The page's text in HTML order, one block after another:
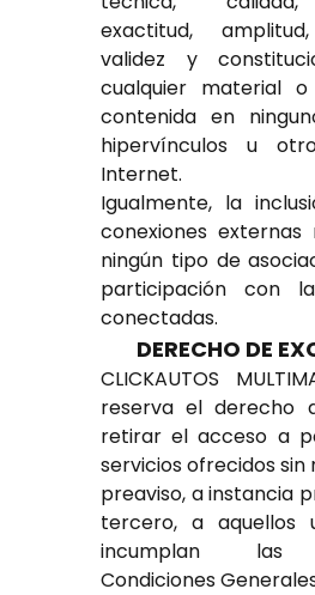
exactitud,
validez y
cualquier material o
contenida en
hipervínculos u
Internet.
Igualmente, la
conexiones
ningún tipo de
participación con
conectadas.
DERECHO DE
CLICKAUTOS
reserva el derecho
retirar el acceso a
servicios ofrecidos sin
preaviso, a instancia
tercero, a aquellos
incumplan las
Condiciones